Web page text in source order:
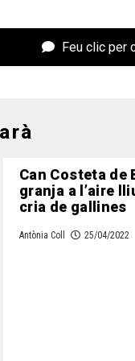
Feu clic per
Can Costeta de
granja a l’aire
cria de gallines
Antònia Coll 25/04/2022